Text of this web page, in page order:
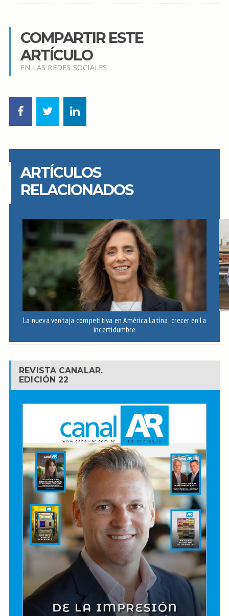
COMPARTIR ESTE
ARTÍCULO
EN LAS REDES SOCIALES
ARTÍCULOS
RELACIONADOS
La nueva ventaja competitiva en América Latina: crecer en la
incertidumbre
REVISTA CANALAR.
EDICIÓN 22